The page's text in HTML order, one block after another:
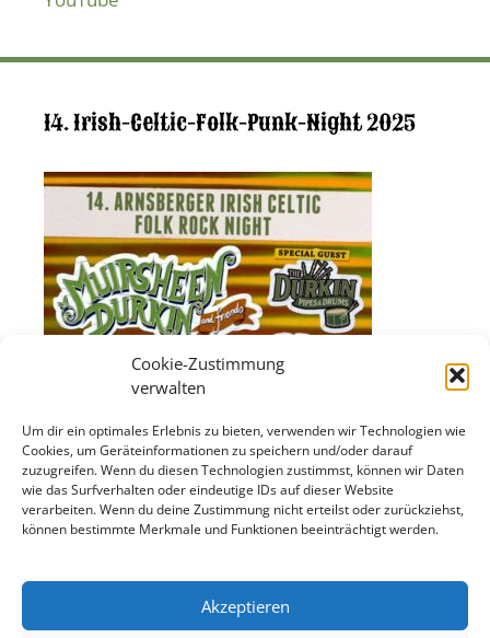
Cookie-Zustimmung
verwalten
Um dir ein optimales Erlebnis zu bieten, verwenden wir Technologien wie
Cookies, um Geräteinformationen zu speichern und/oder darauf
zuzugreifen. Wenn du diesen Technologien zustimmst, können wir Daten
wie das Surfverhalten oder eindeutige IDs auf dieser Website
verarbeiten. Wenn du deine Zustimmung nicht erteilst oder zurückziehst,
können bestimmte Merkmale und Funktionen beeinträchtigt werden.
Akzeptieren
14. Irish-Celtic-Folk-Punk-Night 2025